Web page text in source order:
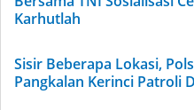
Karhutlah
Sisir Beberapa Lokasi,
Pangkalan Kerinci Patroli